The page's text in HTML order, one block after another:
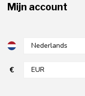
Mijn account
€